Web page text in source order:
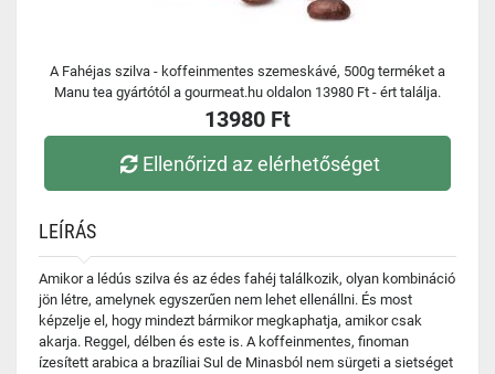
A Fahéjas szilva - koffeinmentes szemeskávé, 500g terméket a
Manu tea gyártótól a gourmeat.hu oldalon 13980 Ft - ért találja.
13980 Ft
Ellenőrizd az elérhetőséget
LEÍRÁS
Amikor a lédús szilva és az édes fahéj találkozik, olyan kombináció
jön létre, amelynek egyszerűen nem lehet ellenállni. És most
képzelje el, hogy mindezt bármikor megkaphatja, amikor csak
akarja. Reggel, délben és este is. A koffeinmentes, finoman
ízesített arabica a brazíliai Sul de Minasból nem sürgeti a sietséget